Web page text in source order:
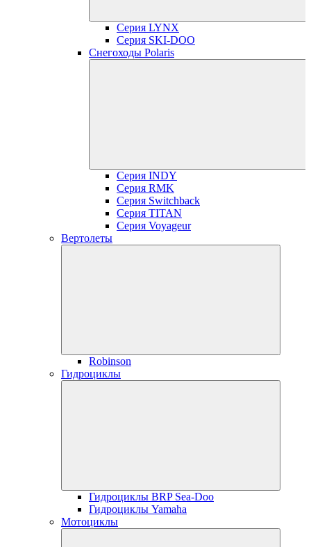
Серия LYNX
Серия SKI-DOO
Снегоходы Polaris
Серия INDY
Серия RMK
Серия Switchback
Серия TITAN
Серия Voyageur
Вертолеты
Robinson
Гидроциклы
Гидроциклы BRP Sea-Doo
Гидроциклы Yamaha
Мотоциклы